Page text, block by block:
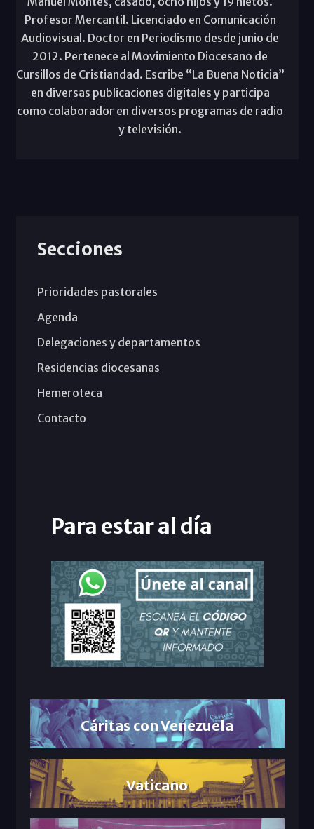
Profesor Mercantil. Licenciado en Comunicación
Audiovisual. Doctor en Periodismo desde junio de
2012. Pertenece al Movimiento Diocesano de
Cursillos de Cristiandad. Escribe “La Buena Noticia”
en diversas publicaciones digitales y participa
como colaborador en diversos programas de radio
y televisión.
Secciones
Prioridades pastorales
Agenda
Delegaciones y departamentos
Residencias diocesanas
Hemeroteca
Contacto
Para estar al día
Cáritas con Venezuela
Vaticano